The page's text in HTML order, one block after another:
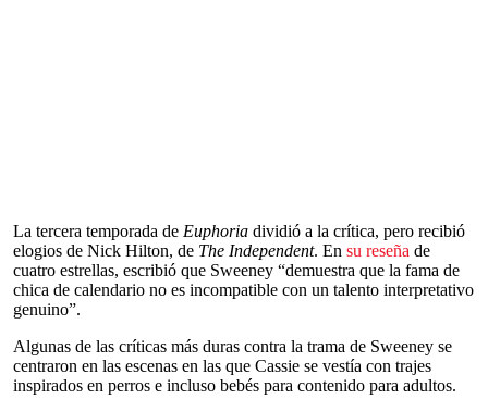
La tercera temporada de Euphoria dividió a la crítica, pero recibió
elogios de Nick Hilton, de The Independent. En su reseña de
cuatro estrellas, escribió que Sweeney “demuestra que la fama de
chica de calendario no es incompatible con un talento interpretativo
genuino”.
Algunas de las críticas más duras contra la trama de Sweeney se
centraron en las escenas en las que Cassie se vestía con trajes
inspirados en perros e incluso bebés para contenido para adultos.